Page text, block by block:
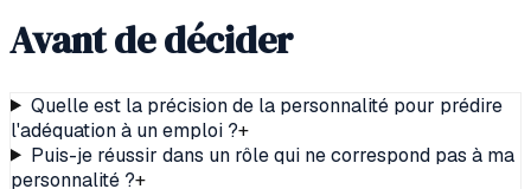
Avant de décider
Quelle est la précision de la personnalité pour prédire
l'adéquation à un emploi ?+
Puis-je réussir dans un rôle qui ne correspond pas à ma
personnalité ?+